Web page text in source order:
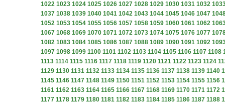
1022 1023 1024 1025 1026 1027 1028 1029 1030 1031 1032
1037 1038 1039 1040 1041 1042 1043 1044 1045 1046 1047
1052 1053 1054 1055 1056 1057 1058 1059 1060 1061 1062
1067 1068 1069 1070 1071 1072 1073 1074 1075 1076 1077
1082 1083 1084 1085 1086 1087 1088 1089 1090 1091 1092
1097 1098 1099 1100 1101 1102 1103 1104 1105 1106 1107 1108
1113 1114 1115 1116 1117 1118 1119 1120 1121 1122 1123 1124
1129 1130 1131 1132 1133 1134 1135 1136 1137 1138 1139 1140
1145 1146 1147 1148 1149 1150 1151 1152 1153 1154 1155 1156
1161 1162 1163 1164 1165 1166 1167 1168 1169 1170 1171 1172
1177 1178 1179 1180 1181 1182 1183 1184 1185 1186 1187 1188